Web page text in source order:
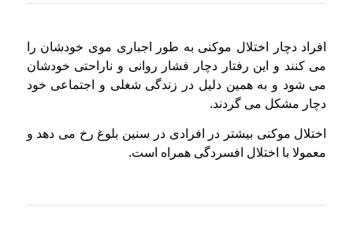
افراد دچار اختلال موکنی به طور اجباری موی خودشان را
می کنند و این رفتار دچار فشار روانی و ناراحتی خودشان
می شود و به همین دلیل در زندگی شغلی و اجتماعی خود
دچار مشکل می گردند.
اختلال موکنی بیشتر در افرادی در سنین بلوغ رخ می دهد و
معمولا با اختلال افسردگی همراه است.